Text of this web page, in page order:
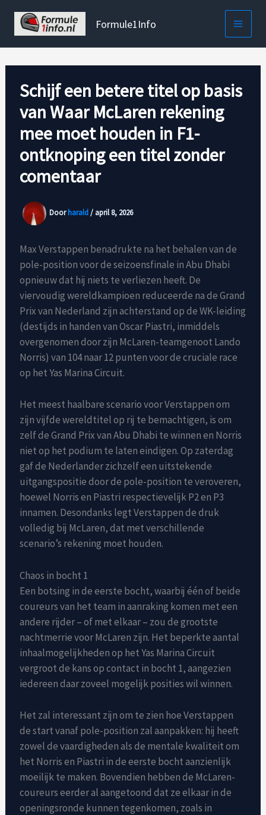
Formule1Info
Schijf een betere titel op basis
van Waar McLaren rekening
mee moet houden in F1-
ontknoping een titel zonder
comentaar
Doorharald/ april 8, 2026
Max Verstappen benadrukte na het behalen van de
pole-position voor de seizoensfinale in Abu Dhabi
opnieuw dat hij niets te verliezen heeft. De
viervoudig wereldkampioen reduceerde na de Grand
Prix van Nederland zijn achterstand op de WK-leiding
(destijds in handen van Oscar Piastri, inmiddels
overgenomen door zijn McLaren-teamgenoot Lando
Norris) van 104 naar 12 punten voor de cruciale race
op het Yas Marina Circuit.
Het meest haalbare scenario voor Verstappen om
zijn vijfde wereldtitel op rij te bemachtigen, is om
zelf de Grand Prix van Abu Dhabi te winnen en Norris
niet op het podium te laten eindigen. Op zaterdag
gaf de Nederlander zichzelf een uitstekende
uitgangspositie door de pole-position te veroveren,
hoewel Norris en Piastri respectievelijk P2 en P3
innamen. Desondanks legt Verstappen de druk
volledig bij McLaren, dat met verschillende
scenario’s rekening moet houden.
Chaos in bocht 1
Een botsing in de eerste bocht, waarbij één of beide
coureurs van het team in aanraking komen met een
andere rijder – of met elkaar – zou de grootste
nachtmerrie voor McLaren zijn. Het beperkte aantal
inhaalmogelijkheden op het Yas Marina Circuit
vergroot de kans op contact in bocht 1, aangezien
iedereen daar zoveel mogelijk posities wil winnen.
Het zal interessant zijn om te zien hoe Verstappen
de start vanaf pole-position zal aanpakken: hij heeft
zowel de vaardigheden als de mentale kwaliteit om
het Norris en Piastri in de eerste bocht aanzienlijk
moeilijk te maken. Bovendien hebben de McLaren-
coureurs eerder al aangetoond dat ze elkaar in de
openingsronde kunnen tegenkomen, zoals in